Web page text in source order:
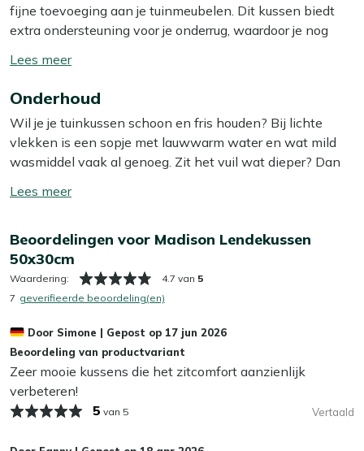
fijne toevoeging aan je tuinmeubelen. Dit kussen biedt
extra ondersteuning voor je onderrug, waardoor je nog
makkelijk om het kussen te verplaatsen of op te bergen.
makkelijk af en stopt hem zo in de wasmachine. Handig,
want zo blijft je kussen zonder moeite schoon en fris!
Bekijk meer Tuinkussens
Bekijk meer Sierkussens
Toon/verberg
meer
Onderhoud
Wil je je tuinkussen schoon en fris houden? Bij lichte
vlekken is een sopje met lauwwarm water en wat mild
wasmiddel vaak al genoeg. Zit het vuil wat dieper? Dan
hardnekkige vlekken los te krijgen zonder de stof aan te
schaduw laat opdrogen, zo voorkom je dat de kleur
terugloopt.
Wil je het jezelf nog makkelijker maken? Dan is het slim
Kees Smit Textiel & Rope beschermer. Deze maakt je
kussens water- en vuilafstotend, zodat ze langer schoon
blijven. Dat bespaart je weer schoonmaakwerk!
Kan ik mijn tuinkussens het hele jaar buiten
Toon/verberg
Beoordelingen voor Madison Lendekussen
50x30cm
Waardering: 4.7 van 5
7 geverifieerde beoordeling(en)
Door Simone | Gepost op 17 jun 2026
Beoordeling van productvariant
Zeer mooie kussens die het zitcomfort aanzienlijk
verbeteren!
5 van 5 Vertaald